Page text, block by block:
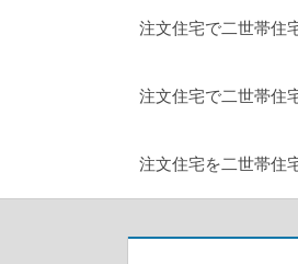
注文住宅で二世帯住
注文住宅で二世帯住
注文住宅を二世帯住